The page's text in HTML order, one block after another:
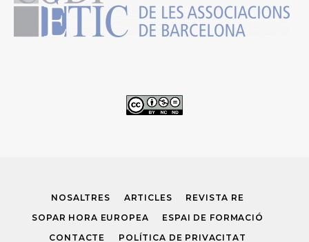
NOSALTRES ARTICLES
REVISTA RE
SOPAR HORA EUROPEA
ESPAI DE FORMACIÓ
CONTACTE
POLÍTICA DE PRIVACITAT